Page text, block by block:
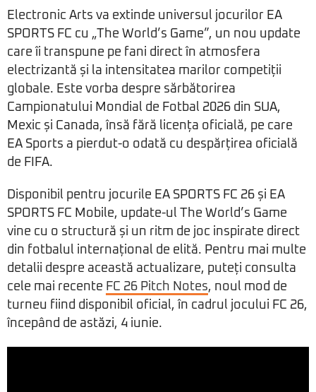
Electronic Arts va extinde universul jocurilor EA
SPORTS FC cu „The World’s Game”, un nou update
care îi transpune pe fani direct în atmosfera
electrizantă și la intensitatea marilor competiții
globale. Este vorba despre sărbătorirea
Campionatului Mondial de Fotbal 2026 din SUA,
Mexic și Canada, însă fără licența oficială, pe care
EA Sports a pierdut-o odată cu despărțirea oficială
de FIFA.
Disponibil pentru jocurile EA SPORTS FC 26 și EA
SPORTS FC Mobile, update-ul The World’s Game
vine cu o structură și un ritm de joc inspirate direct
din fotbalul internațional de elită. Pentru mai multe
detalii despre această actualizare, puteți consulta
cele mai recente FC 26 Pitch Notes, noul mod de
turneu fiind disponibil oficial, în cadrul jocului FC 26,
începând de astăzi, 4 iunie.